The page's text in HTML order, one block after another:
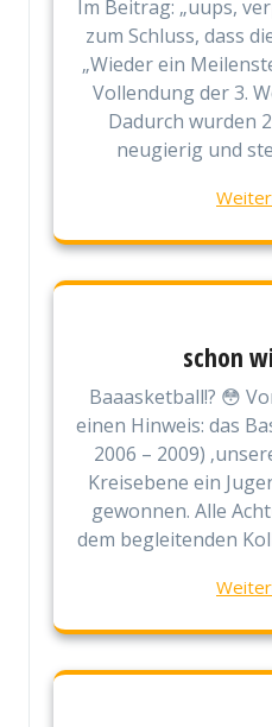
Im Beitrag: „uups,
zum Schluss, dass
„Wieder ein
Vollendung der 3.
Dadurch wurden
neugierig und
schon
Baaasketball!? 😳
einen Hinweis: das
2006 – 2009)
Kreisebene ein
gewonnen. Alle
dem begleitenden